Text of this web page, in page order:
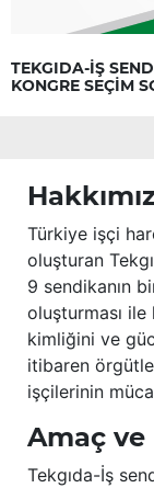
TEKGIDA-İŞ
KONGRE SEÇİM
Türkiye işçi
oluşturan
9 sendikanın
oluşturması ile
kimliğini ve
itibaren
işçilerinin
Amaç
Tekgıda-İş